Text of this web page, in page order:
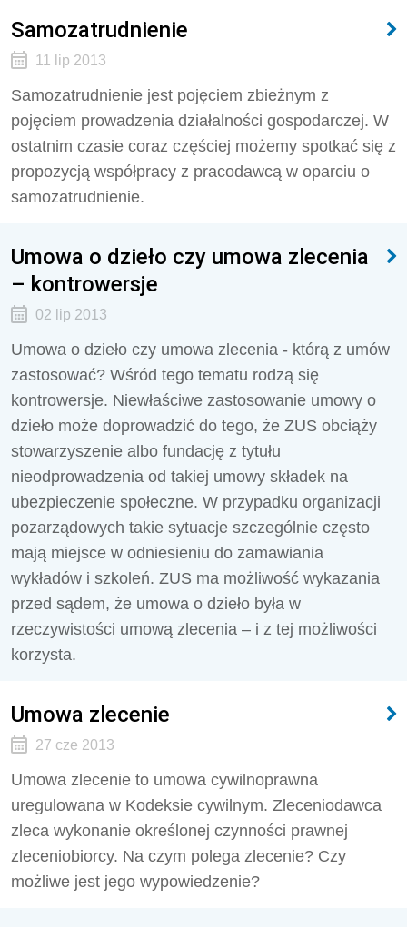
Samozatrudnienie
11 lip 2013
Samozatrudnienie jest pojęciem zbieżnym z
pojęciem prowadzenia działalności gospodarczej. W
ostatnim czasie coraz częściej możemy spotkać się z
propozycją współpracy z pracodawcą w oparciu o
samozatrudnienie.
Umowa o dzieło czy umowa zlecenia
– kontrowersje
02 lip 2013
Umowa o dzieło czy umowa zlecenia - którą z umów
zastosować? Wśród tego tematu rodzą się
kontrowersje. Niewłaściwe zastosowanie umowy o
dzieło może doprowadzić do tego, że ZUS obciąży
stowarzyszenie albo fundację z tytułu
nieodprowadzenia od takiej umowy składek na
ubezpieczenie społeczne. W przypadku organizacji
pozarządowych takie sytuacje szczególnie często
mają miejsce w odniesieniu do zamawiania
wykładów i szkoleń. ZUS ma możliwość wykazania
przed sądem, że umowa o dzieło była w
rzeczywistości umową zlecenia – i z tej możliwości
korzysta.
Umowa zlecenie
27 cze 2013
Umowa zlecenie to umowa cywilnoprawna
uregulowana w Kodeksie cywilnym. Zleceniodawca
zleca wykonanie określonej czynności prawnej
zleceniobiorcy. Na czym polega zlecenie? Czy
możliwe jest jego wypowiedzenie?